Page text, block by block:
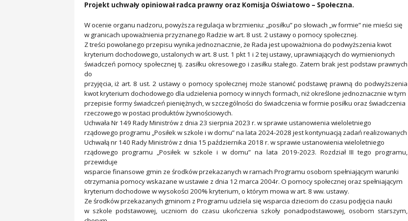
Projekt uchwały opiniował radca prawny oraz Komisja Oświatowo – Społeczna.
W ocenie organu nadzoru, powyższa regulacja w brzmieniu: „posiłku” po słowach „w formie” nie mieści się
w granicach upoważnienia przyznanego Radzie w art. 8 ust. 2 ustawy o pomocy społecznej.
Z treści powołanego przepisu wynika jednoznacznie, że Rada jest upoważniona do podwyższenia kwot
kryterium dochodowego, ustalonych w art. 8 ust. 1 pkt 1 i 2 tej ustawy, uprawniających do wymienionych
świadczeń pomocy społecznej tj. zasiłku okresowego i zasiłku stałego. Zatem brak jest podstaw prawnych
do
przyjęcia, iż art. 8 ust. 2 ustawy o pomocy społecznej może stanowić podstawę prawną do podwyższenia
kwot kryterium dochodowego dla udzielenia pomocy w innych formach, niż określone jednoznacznie w tym
przepisie formy świadczeń pieniężnych, w szczególności do świadczenia w formie posiłku oraz świadczenia
rzeczowego w postaci produktów żywnościowych.
Uchwała Nr 149 Rady Ministrów z dnia 23 sierpnia 2023 r. w sprawie ustanowienia wieloletniego
rządowego programu „Posiłek w szkole i w domu” na lata 2024-2028 jest kontynuacją zadań realizowanych
Uchwałą nr 140 Rady Ministrów z dnia 15 października 2018 r. w sprawie ustanowienia wieloletniego
rządowego programu „Posiłek w szkole i w domu” na lata 2019-2023. Rozdział III tego programu,
przewiduje
wsparcie finansowe gmin ze środków przekazanych w ramach Programu osobom spełniającym warunki
otrzymania pomocy wskazane w ustawie z dnia 12 marca 2004r. O pomocy społecznej oraz spełniającym
kryterium dochodowe w wysokości 200% kryterium, o którym mowa w art. 8 ww. ustawy.
Ze środków przekazanych gminom z Programu udziela się wsparcia dzieciom do czasu podjęcia nauki
w szkole podstawowej, uczniom do czasu ukończenia szkoły ponadpodstawowej, osobom starszym,